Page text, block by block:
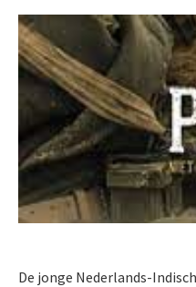
De jonge Nederlands-